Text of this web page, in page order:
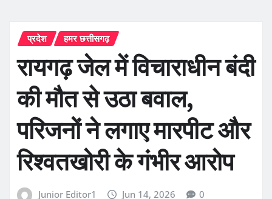
प्रदेश हमर छत्तीसगढ़
रायगढ़ जेल में विचाराधीन बंदी
की मौत से उठा बवाल,
परिजनों ने लगाए मारपीट और
रिश्वतखोरी के गंभीर आरोप
Junior Editor1 Jun 14, 2026 0